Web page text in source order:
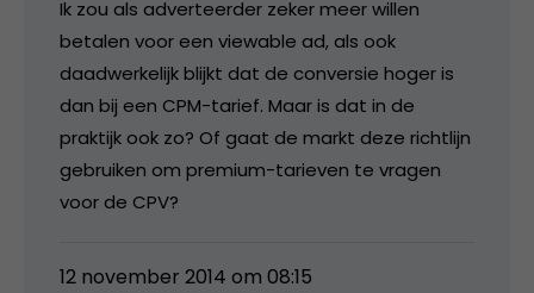
Ik zou als adverteerder zeker meer willen
betalen voor een viewable ad, als ook
daadwerkelijk blijkt dat de conversie hoger is
dan bij een CPM-tarief. Maar is dat in de
praktijk ook zo? Of gaat de markt deze richtlijn
gebruiken om premium-tarieven te vragen
voor de CPV?
12 november 2014 om 08:15